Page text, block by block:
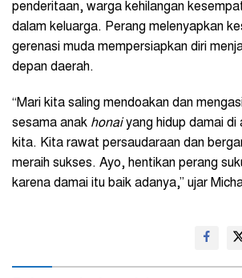
penderitaan, warga kehilangan
dalam keluarga. Perang melenyapkan
gerenasi muda mempersiapkan diri
depan daerah.
“Mari kita saling mendoakan dan
sesama anak honaiyang hidup damai di
kita. Kita rawat persaudaraan dan
meraih sukses. Ayo, hentikan perang
karena damai itu baik adanya,” ujar